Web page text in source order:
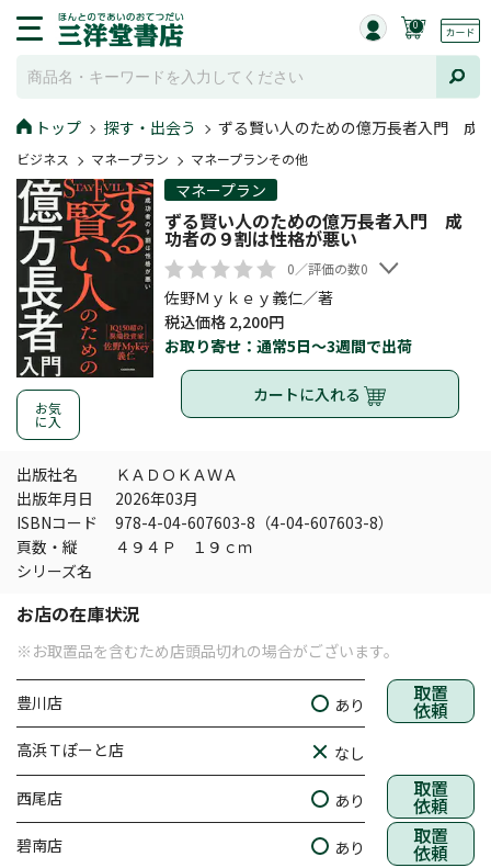
0
トップ 探す・出会う ずる賢い人のための億万長者入門 成
ビジネス マネープラン マネープランその他
お気
に入
マネープラン
ずる賢い人のための億万長者入門 成
功者の９割は性格が悪い
0／評価の数0
佐野Ｍｙｋｅｙ義仁／著
税込価格 2,200円
お取り寄せ：通常5日～3週間で出荷
カートに入れる
出版社名
ＫＡＤＯＫＡＷＡ
出版年月日
2026年03月
ISBNコード
978-4-04-607603-8（4-04-607603-8）
頁数・縦
４９４Ｐ １９ｃｍ
シリーズ名
お店の在庫状況
※お取置品を含むため店頭品切れの場合がございます。
豊川店 あり 取置
依頼
高浜Ｔぽーと店 なし
西尾店 あり 取置
依頼
碧南店 あり 取置
依頼